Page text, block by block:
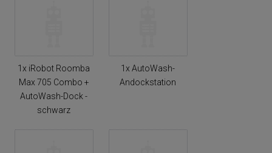
1x iRobot Roomba
Max 705 Combo +
AutoWash-Dock -
schwarz
1x AutoWash-
Andockstation